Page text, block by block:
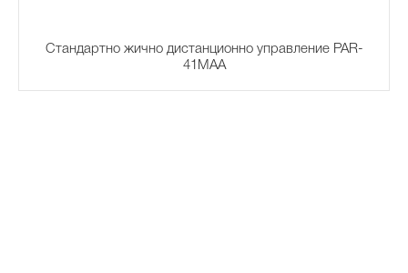
Стандартно жично дистанционно управление PAR-
41MAA